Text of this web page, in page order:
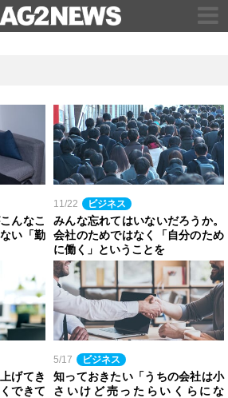
んなこ
い「勤
11/22 ビジネス
みんな忘れてはいないだろうか。
会社のためではなく「自分のため
に働く」ということを
げてき
できて
5/17 ビジネス
知っておきたい「うちの会社は小
さいけど売ったらいくらにな